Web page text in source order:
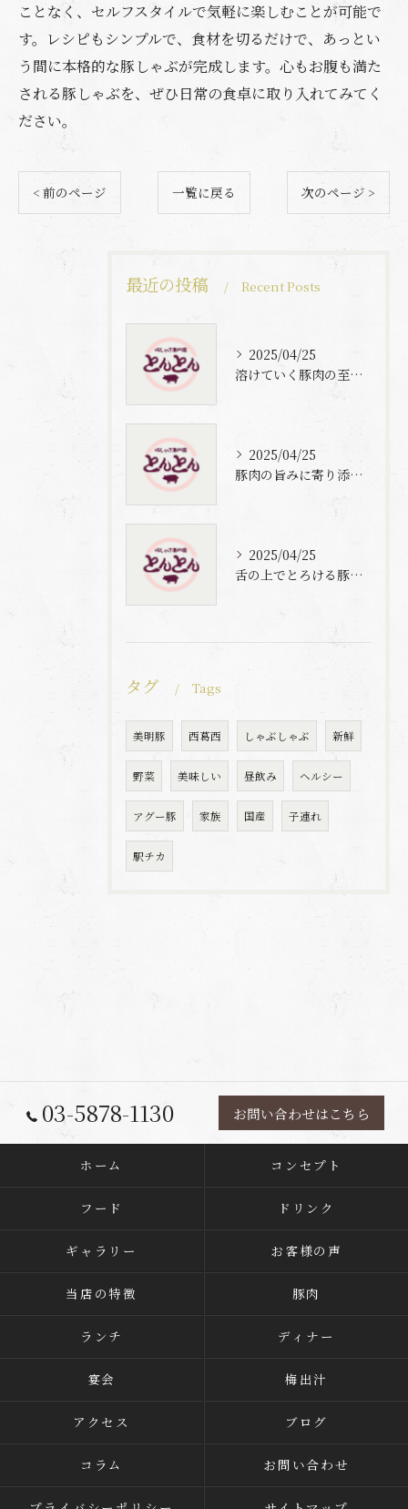
ことなく、セルフスタイルで気軽に楽しむことが可能で
す。レシピもシンプルで、食材を切るだけで、あっとい
う間に本格的な豚しゃぶが完成します。心もお腹も満た
される豚しゃぶを、ぜひ日常の食卓に取り入れてみてく
ださい。
< 前のページ 一覧に戻る 次のページ >
最近の投稿 Recent Posts
2025/04/25
溶けていく豚肉の至福体験
2025/04/25
豚肉の旨みに寄り添う自家製梅出汁の魅力
2025/04/25
舌の上でとろける豚肉と自家製梅出汁の魅力
タグ Tags
美明豚 西葛西 しゃぶしゃぶ 新鮮
野菜 美味しい 昼飲み ヘルシー
アグー豚 家族 国産 子連れ
駅チカ
03-5878-1130 お問い合わせはこちら
ホーム コンセプト
フード ドリンク
ギャラリー お客様の声
当店の特徴 豚肉
ランチ ディナー
宴会 梅出汁
アクセス ブログ
コラム お問い合わせ